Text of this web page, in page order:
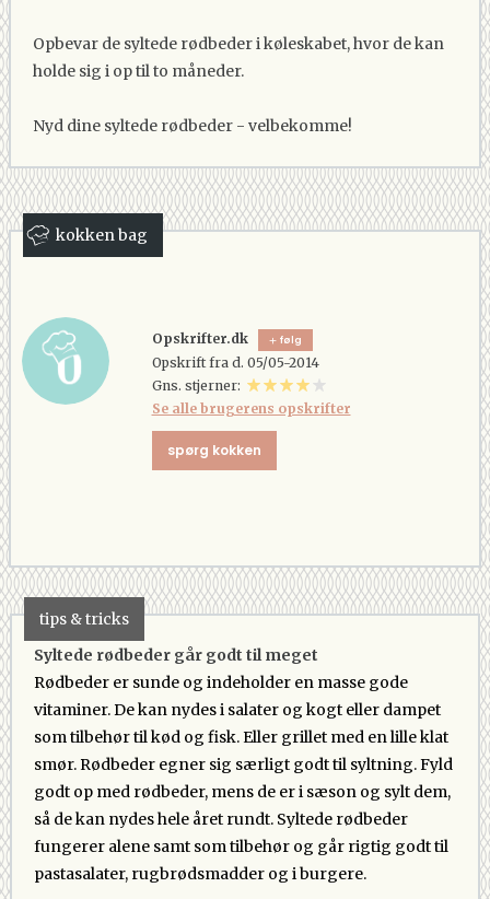
Opbevar de syltede rødbeder i køleskabet, hvor de kan
holde sig i op til to måneder.
Nyd dine syltede rødbeder - velbekomme!
kokken bag
Opskrifter.dk følg
Opskrift fra d. 05/05-2014
Gns. stjerner:
Se alle brugerens opskrifter
spørg kokken
tips & tricks
Syltede rødbeder går godt til meget
Rødbeder er sunde og indeholder en masse gode
vitaminer. De kan nydes i salater og kogt eller dampet
som tilbehør til kød og fisk. Eller grillet med en lille klat
smør. Rødbeder egner sig særligt godt til syltning. Fyld
godt op med rødbeder, mens de er i sæson og sylt dem,
så de kan nydes hele året rundt. Syltede rødbeder
fungerer alene samt som tilbehør og går rigtig godt til
pastasalater, rugbrødsmadder og i burgere.